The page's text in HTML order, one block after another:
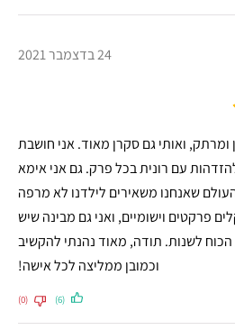
24 בדצמבר 2021
ומרתק, ואותי גם סקרן מאוד. אני חושבת
עם רונית בכל פרק. גם אני אימא
שאנחנו משאירים לילדנו לא מרפה
פרקטים וישומיים, ואני גם מבינה שיש
לשנות. תודה, מאוד נהנתי להקשיב
וכמובן ממליצה לכל אישה!
(6)
(0)